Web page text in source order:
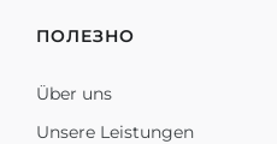
ПОЛЕЗНО
Über uns
Unsere Leistungen